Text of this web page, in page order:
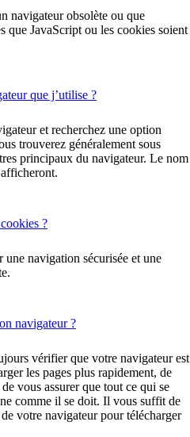
can
be
expanded
navigateur obsolète ou que
que JavaScript ou les cookies soient
que j’utilise ?This
be
expanded
et recherchez une option
trouverez généralement sous
principaux du navigateur. Le nom
?This
can
be
une navigation sécurisée et une
navigateur ?This
be
expanded
vérifier que votre navigateur est
les pages plus rapidement, de
vous assurer que tout ce qui se
comme il se doit. Il vous suffit de
votre navigateur pour télécharger